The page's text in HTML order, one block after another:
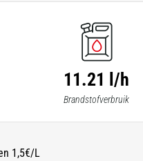
11.21 l/h
Brandstofverbruik
1,5€/L